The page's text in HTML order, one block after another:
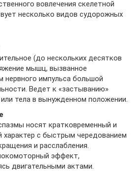
вовлечения скелетной
несколько видов судорожных
(до нескольких десятков
мышц, вызванное
нервного импульса большой
Ведет к «застыванию»
тела в вынужденном положении.
носят кратковременный и
характер с быстрым чередованием
и расслабления.
эффект,
двигательными актами.